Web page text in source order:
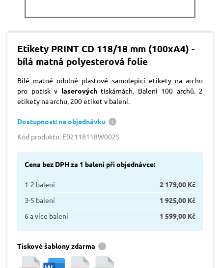
Etikety PRINT CD 118/18 mm (100xA4) -
bílá matná polyesterová folie
Bílé matné odolné plastové samolepicí etikety na archu
pro potisk v laserovýchtiskárnách. Balení 100 archů. 2
etikety na archu, 200 etiket v balení.
Dostupnost: na objednávku
Kód produktu: E02118118W002S
Cena bez DPH za 1 balení při objednávce:
1-2 balení
2 179,00 Kč
3-5 balení
1 925,00 Kč
6 a více balení
1 599,00 Kč
Tiskové šablony zdarma